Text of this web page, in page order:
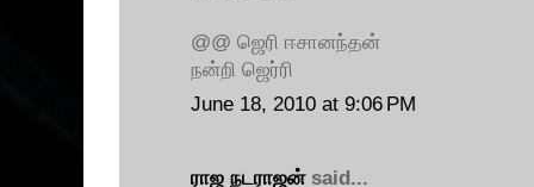
@@ ஜெரி ஈசானந்தன்
நன்றி ஜெர்ரி
June 18, 2010 at 9:06 PM
ராஜ நடராஜன்said...